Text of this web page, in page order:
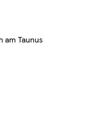
am Taunus